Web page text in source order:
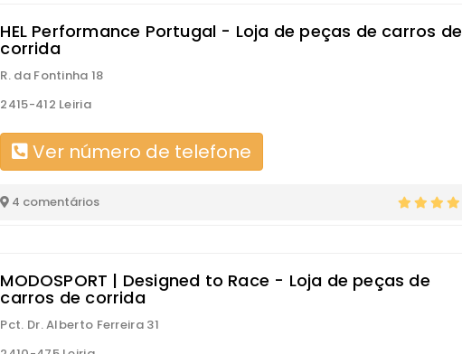
HEL Performance Portugal - Loja de peças de carros de
corrida
R. da Fontinha 18
2415-412 Leiria
Ver número de telefone
4 comentários
MODOSPORT | Designed to Race - Loja de peças de
carros de corrida
Pct. Dr. Alberto Ferreira 31